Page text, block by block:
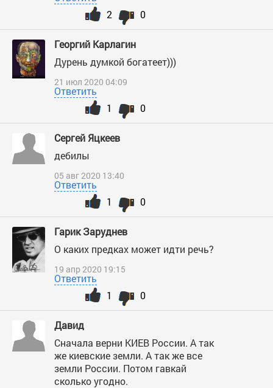
0
2
Георгий Карлагин
Дурень думкой богатеет)))
21 июл 2020 04:09
Ответить
0
1
Сергей Яцкеев
дебилы
05 авг 2020 13:40
Ответить
0
1
Гарик Заруднев
О каких предках может идти речь?
19 апр 2020 19:15
Ответить
0
1
Давид
Сначала верни КИЕВ России. А так
же киевские земли. А так же все
земли России. Потом гавкай
сколько угодно.